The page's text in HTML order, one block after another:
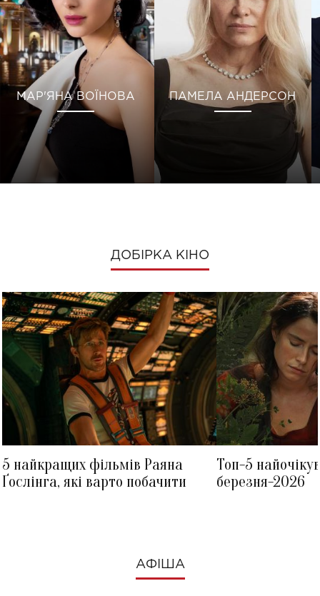
МАР'ЯНА ВОЇНОВА ПАМЕЛА АНДЕРСОН
ДОБІРКА КІНО
5 найкращих фільмів Раяна
Ґослінга, які варто побачити
Топ-5
березня-2026
АФІША